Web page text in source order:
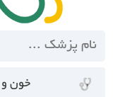
خون و